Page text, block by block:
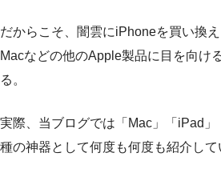
だからこそ、闇雲にiPhoneを買い換
Macなどの他のApple製品に目を向け
る。
実際、当ブログでは「Mac」「iPad
種の神器として何度も何度も紹介して